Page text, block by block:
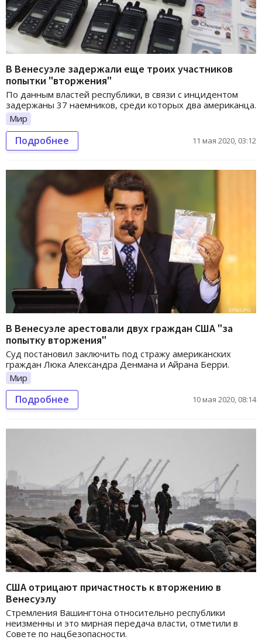
В Венесуэле задержали еще троих участников
попытки "вторжения"
По данным властей республики, в связи с инцидентом
задержаны 37 наемников, среди которых два американца.
Мир
Подробнее 11 мая 2020, 03:12
В Венесуэле арестовали двух граждан США "за
попытку вторжения"
Суд постановил заключить под стражу американских
граждан Люка Александра Денмана и Айрана Берри.
Мир
Подробнее 10 мая 2020, 08:14
США отрицают причастность к вторжению в
Венесуэлу
Стремления Вашингтона относительно республики
неизменны и это мирная передача власти, отметили в
Совете по нацбезопасности.